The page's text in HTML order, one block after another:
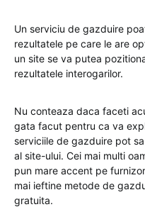
Un serviciu de gazduire
rezultatele pe care le are
un site se va putea
rezultatele interogarilor.
Nu conteaza daca faceti
gata facut pentru ca va
serviciile de gazduire pot
al site-ului. Cei mai multi
pun mare accent pe
mai ieftine metode de
gratuita.